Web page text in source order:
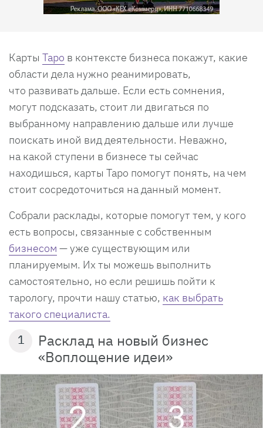
Карты Таро в контексте бизнеса покажут, какие
области дела нужно реанимировать,
что развивать дальше. Если есть сомнения,
могут подсказать, стоит ли двигаться по
выбранному направлению дальше или лучше
поискать иной вид деятельности. Неважно,
на какой ступени в бизнесе ты сейчас
находишься, карты Таро помогут понять, на чем
стоит сосредоточиться на данный момент.
Собрали расклады, которые помогут тем, у кого
есть вопросы, связанные с собственным
бизнесом — уже существующим или
планируемым. Их ты можешь выполнить
самостоятельно, но если решишь пойти к
тарологу, прочти нашу статью, как выбрать
такого специалиста.
1
Расклад на новый бизнес
«Воплощение идеи»